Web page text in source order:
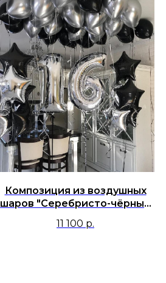
Композиция из воздушных
шаров "Серебристо-чёрный
11 100 р.